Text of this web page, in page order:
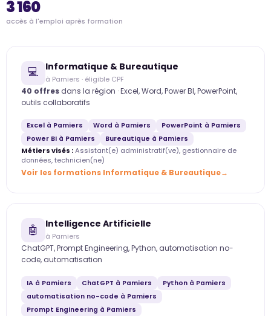
3 160
accès à l'emploi après formation
💻 Informatique & Bureautique
à Pamiers · éligible CPF
40 offres dans la région · Excel, Word, Power BI, PowerPoint,
outils collaboratifs
Excel à Pamiers Word à Pamiers
PowerPoint à Pamiers
Power BI à Pamiers
Bureautique à Pamiers
Métiers visés :Assistant(e) administratif(ve), gestionnaire de
données, technicien(ne)
Voir les formations Informatique & Bureautique
🤖 Intelligence Artificielle
à Pamiers
ChatGPT, Prompt Engineering, Python, automatisation no-
code, automatisation
IA à Pamiers ChatGPT à Pamiers
Python à Pamiers
automatisation no-code à Pamiers
Prompt Engineering à Pamiers